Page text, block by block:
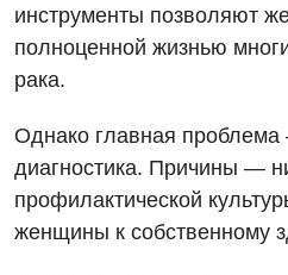
инструменты позволяют
полноценной жизнью
рака.
Однако главная
диагностика. Причины —
профилактической
женщины к собственному